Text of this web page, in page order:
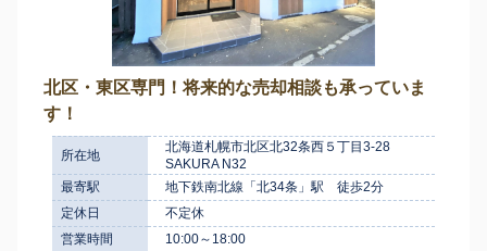
北区・東区専門！将来的な売却相談も承っていま
す！
所在地
北海道札幌市北区北32条西５丁目3‐28
SAKURA N32
最寄駅
地下鉄南北線「北34条」駅 徒歩2分
定休日
不定休
営業時間
10:00～18:00